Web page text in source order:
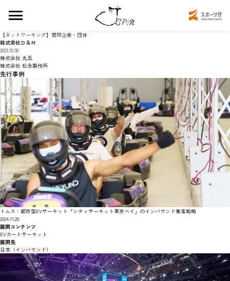
【ネットワーキング】賛同企業・団体
株式会社Ｄ＆Ｍ
2023.10.30
株式会社 丸五
株式会社 松永製作所
先行事例
トムス：都市型EVサーキット「シティサーキット東京ベイ」のインバウンド集客戦略
2024.11.28
展開コンテンツ
EVカートサーキット
展開先
日本（インバウンド）